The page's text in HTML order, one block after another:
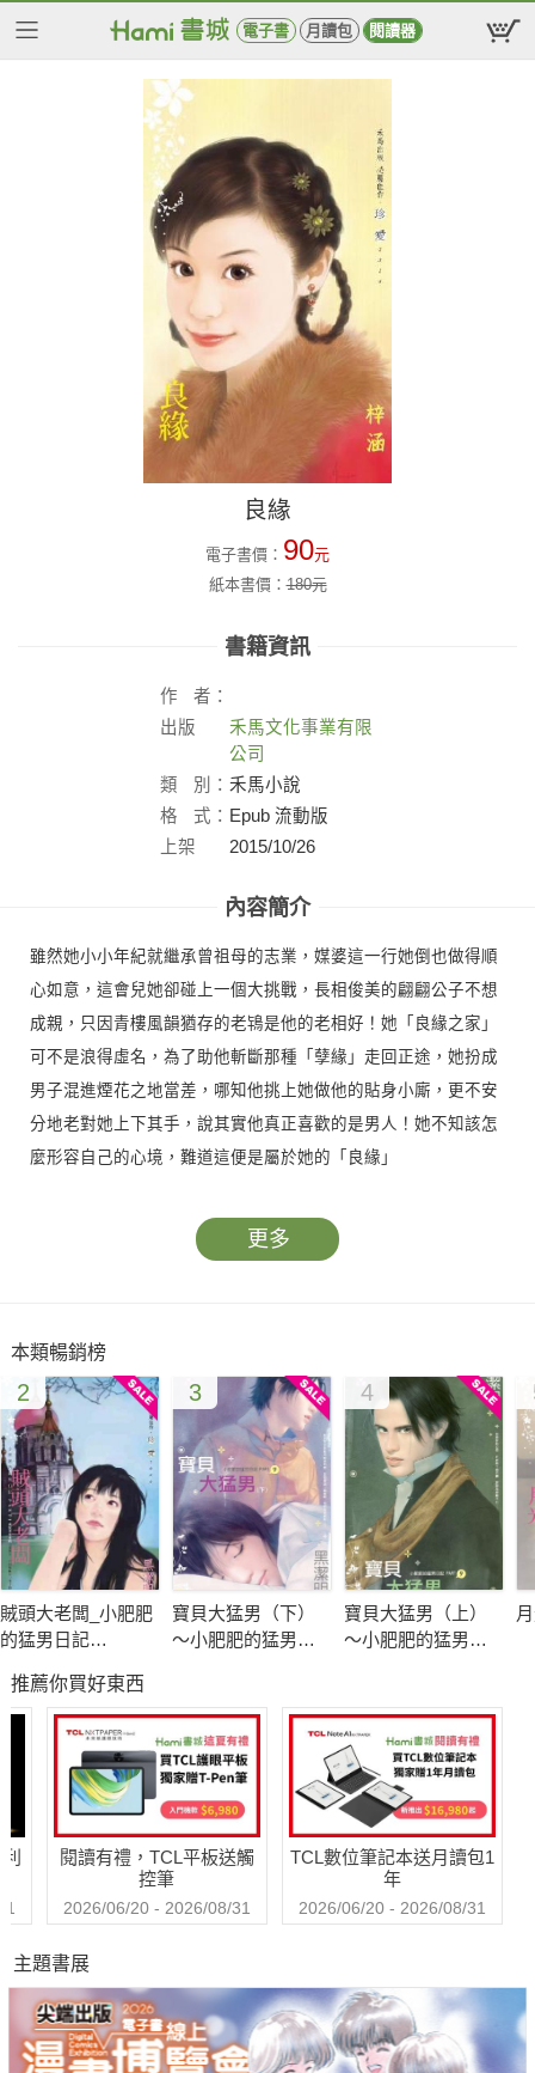
電子書 月讀包 閱讀器
良緣
電子書價： 90元
紙本書價：180元
書籍資訊
作
者：
出版
禾馬文化事業有限
公司
類
別： 禾馬小說
格
式： Epub 流動版
上架
2015/10/26
內容簡介
雖然她小小年紀就繼承曾祖母的志業，媒婆這一行她倒也做得順
心如意，這會兒她卻碰上一個大挑戰，長相俊美的翩翩公子不想
成親，只因青樓風韻猶存的老鴇是他的老相好！她「良緣之家」
可不是浪得虛名，為了助他斬斷那種「孽緣」走回正途，她扮成
男子混進煙花之地當差，哪知他挑上她做他的貼身小廝，更不安
分地老對她上下其手，說其實他真正喜歡的是男人！她不知該怎
麼形容自己的心境，難道這便是屬於她的「良緣」
更多
本類暢銷榜
2
賊頭大老闆_小肥肥
的猛男日記
版》
3
寶貝大猛男（下）
～小肥肥的猛男日
4
寶貝大猛男（上）
～小肥肥的猛男日
推薦你買好東西
閱讀有禮，TCL平板送觸
控筆
2026/06/20 - 2026/08/31
TCL數位筆記本送月讀包1
年
2026/06/20 - 2026/08/31
主題書展